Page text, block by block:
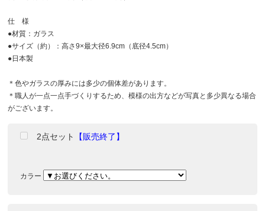
仕 様
●材質：ガラス
●サイズ（約）：高さ9×最大径6.9cm（底径4.5cm）
●日本製
＊色やガラスの厚みには多少の個体差があります。
＊職人が一点一点手づくりするため、模様の出方などが写真と多少異なる場合
がございます。
2点セット 【販売終了】
カラー